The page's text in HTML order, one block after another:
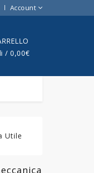
Account
/ 0,00€
Utile